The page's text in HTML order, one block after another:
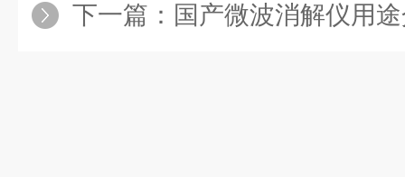
下一篇： 国产微波消解仪用